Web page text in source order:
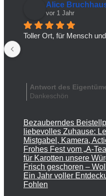
Alice
vor 1 Jahr
Toller Ort, für Mensch
Antwort des
Dankeschön
Bezauberndes
liebevolles Zuhause:
Mistgabel, Kamera,
Frohes Fest vom „A-
für Karotten unsere
Frisch geschoren –
Ein Jahr voller
Fohlen